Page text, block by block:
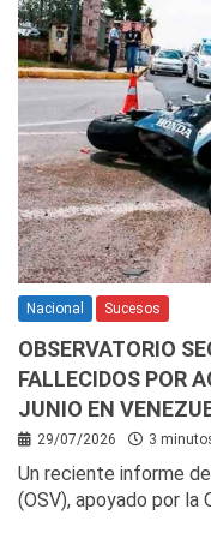
Nacional Sucesos
OBSERVATORIO
FALLECIDOS POR
JUNIO EN
29/07/2026 3
Un reciente informe
(OSV), apoyado por la